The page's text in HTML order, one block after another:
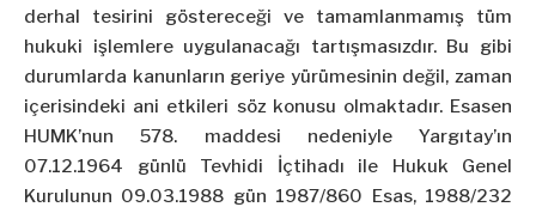
derhal tesirini göstereceği ve tamamlanmamış tüm
hukuki işlemlere uygulanacağı tartışmasızdır. Bu gibi
durumlarda kanunların geriye yürümesinin değil, zaman
içerisindeki ani etkileri söz konusu olmaktadır. Esasen
HUMK’nun 578. maddesi nedeniyle Yargıtay’ın
07.12.1964 günlü Tevhidi İçtihadı ile Hukuk Genel
Kurulunun 09.03.1988 gün 1987/860 Esas, 1988/232